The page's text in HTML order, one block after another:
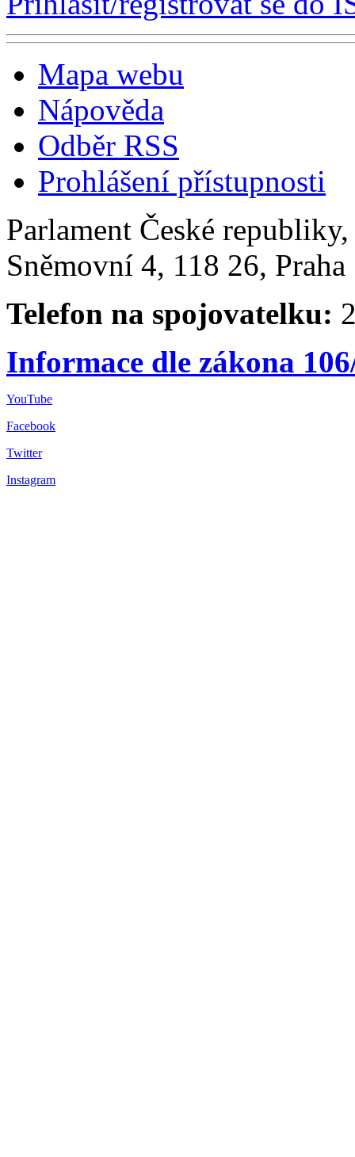
Mapa webu
Nápověda
Odběr RSS
Prohlášení přístupnosti
Parlament České
Sněmovní 4, 118 26,
Telefon na spojovatelku:
Informace dle zákona
YouTube
Facebook
Twitter
Instagram